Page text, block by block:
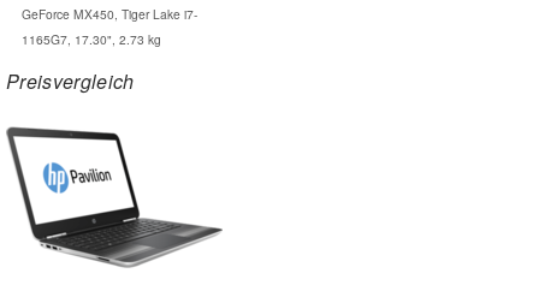
GeForce MX450, Tiger Lake i7-
1165G7, 17.30", 2.73 kg
Preisvergleich